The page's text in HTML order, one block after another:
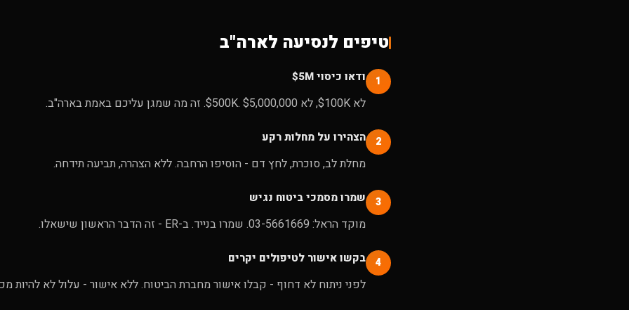
טיפים לנסיעה לארה"ב
1 ודאו כיסוי $5M
לא $100K, לא $500K. $5,000,000. זה מה שמגן עליכם באמת בארה"ב.
2 הצהירו על מחלות רקע
מחלת לב, סוכרת, לחץ דם - הוסיפו הרחבה. ללא הצהרה, תביעה תידחה.
3 שמרו מסמכי ביטוח נגיש
מוקד הראל: 03-5661669. שמרו בנייד. ב-ER - זה הדבר הראשון שישאלו.
4 בקשו אישור לטיפולים יקרים
לפני ניתוח לא דחוף - קבלו אישור מחברת הביטוח. ללא אישור - עלול לא להיות